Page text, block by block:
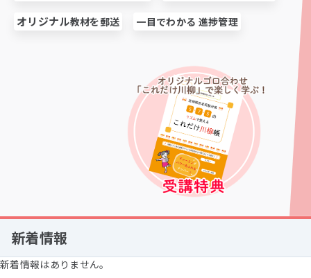
オリジナル教材を郵送 一目でわかる 進捗管理
新着情報
新着情報はありません。